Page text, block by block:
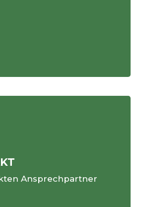
Ansprechpartner